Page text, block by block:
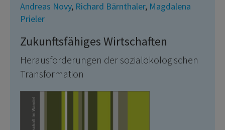
Andreas Novy, Richard Bärnthaler, Magdalena
Prieler
Zukunftsfähiges Wirtschaften
Herausforderungen der sozialökologischen
Transformation